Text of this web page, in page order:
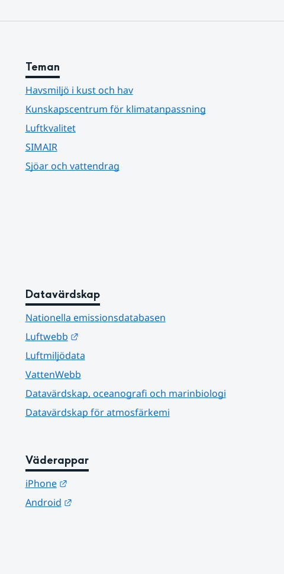
Teman
Havsmiljö i kust och hav
Kunskapscentrum för klimatanpassning
Luftkvalitet
SIMAIR
Sjöar och vattendrag
Datavärdskap
Nationella emissionsdatabasen
Luftwebb
Länk till annan webbplats.
Luftmiljödata
VattenWebb
Datavärdskap, oceanografi och marinbiologi
Datavärdskap för atmosfärkemi
Väderappar
iPhone
Länk till annan webbplats.
Android
Länk till annan webbplats.